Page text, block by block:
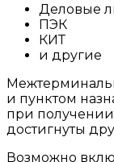
Деловые
ПЭК
КИТ
и другие
и пунктом
при получении
достигнуты
Возможно